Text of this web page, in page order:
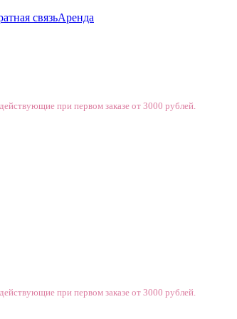
связьАренда
при первом заказе от 3000 рублей.
при первом заказе от 3000 рублей.